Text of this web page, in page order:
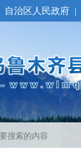
自治区人民政府 |